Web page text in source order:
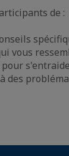
de :
vous
des